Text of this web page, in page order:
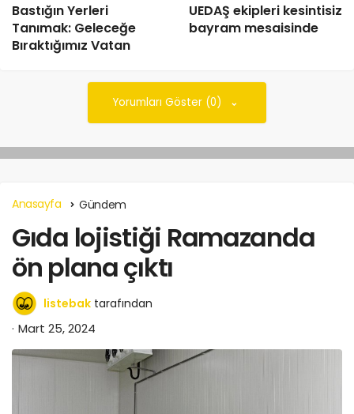
Bastığın Yerleri
Tanımak: Geleceğe
Bıraktığımız Vatan
UEDAŞ ekipleri kesintisiz
bayram mesaisinde
Yorumları Göster (0)
Anasayfa Gündem
Gıda lojistiği Ramazanda
ön plana çıktı
listebak tarafından
Mart 25, 2024